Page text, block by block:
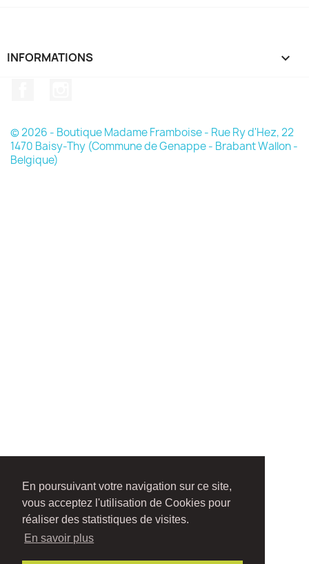
En poursuivant votre navigation sur ce site,
vous acceptez l'utilisation de Cookies pour
réaliser des statistiques de visites.
En savoir plus
INFORMATIONS 
© 2026 - Boutique Madame Framboise - Rue Ry d'Hez, 22
1470 Baisy-Thy (Commune de Genappe - Brabant Wallon -
Belgique)